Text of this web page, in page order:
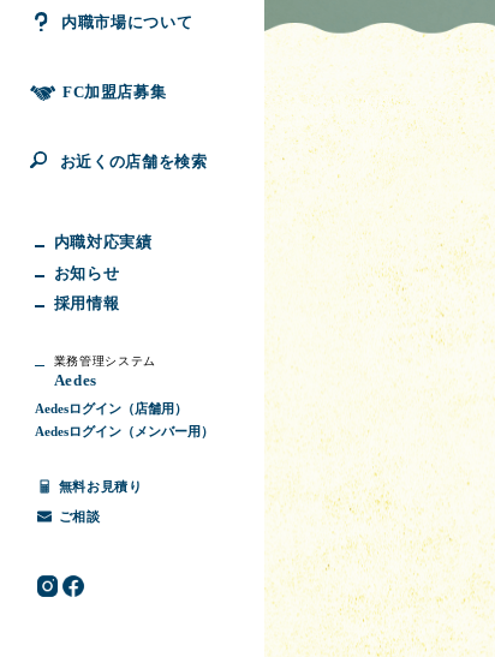
内職市場について
FC加盟店募集
お近くの店舗を検索
内職対応実績
お知らせ
採用情報
業務管理システム
Aedes
Aedesログイン（店舗用）
Aedesログイン（メンバー用）
無料お見積り
ご相談